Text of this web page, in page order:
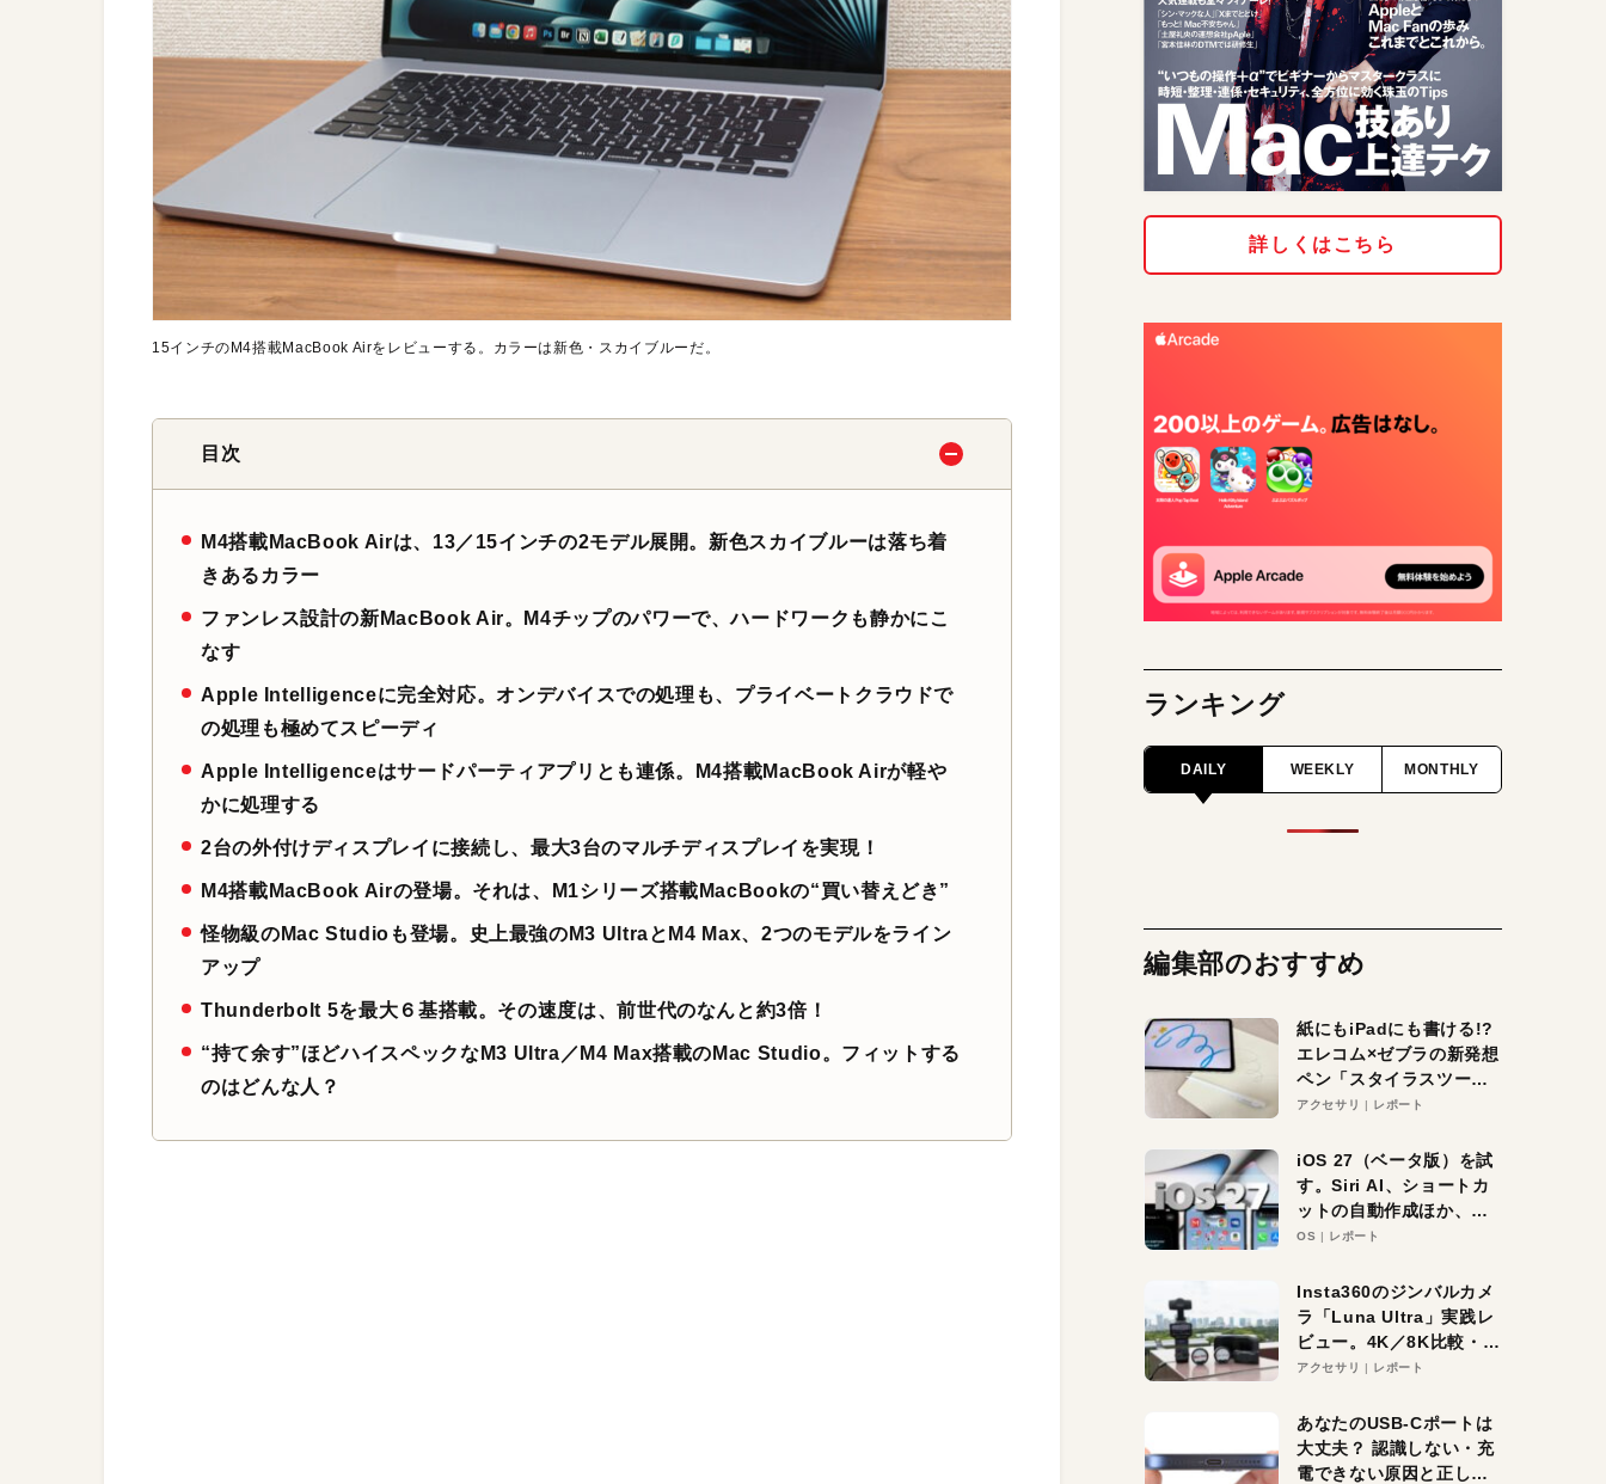
15インチのM4搭載MacBook Airをレビューする。カラーは新色・スカイブルーだ。
目次
M4搭載MacBook Airは、13／15インチの2モデル展開。新色スカイブルーは落ち着
きあるカラー
ファンレス設計の新MacBook Air。M4チップのパワーで、ハードワークも静かにこ
なす
Apple Intelligenceに完全対応。オンデバイスでの処理も、プライベートクラウドで
の処理も極めてスピーディ
Apple Intelligenceはサードパーティアプリとも連係。M4搭載MacBook Airが軽や
かに処理する
2台の外付けディスプレイに接続し、最大3台のマルチディスプレイを実現！
M4搭載MacBook Airの登場。それは、M1シリーズ搭載MacBookの“買い替えどき”
怪物級のMac Studioも登場。史上最強のM3 UltraとM4 Max、2つのモデルをライン
アップ
Thunderbolt 5を最大６基搭載。その速度は、前世代のなんと約3倍！
“持て余す”ほどハイスペックなM3 Ultra／M4 Max搭載のMac Studio。フィットする
のはどんな人？
詳しくはこちら
ランキング
DAILY WEEKLY MONTHLY
編集部のおすすめ
紙にもiPadにも書ける!?
エレコム×ゼブラの新発想
ペン「スタイラスツーウ
ェイ」レビュー。持ち替
アクセサリ レポート
iOS 27（ベータ版）を試
す。Siri AI、ショートカ
ットの自動作成ほか、期
待大の便利機能5選。
る未来はすぐそこ！
OS レポート
Insta360のジンバルカメ
ラ「Luna Ultra」実践レ
ビュー。4K／8K比較・ズ
ーム・夜間撮影をチェッ
アクセサリ レポート
あなたのUSB-Cポートは
大丈夫？ 認識しない・充
電できない原因と正しい